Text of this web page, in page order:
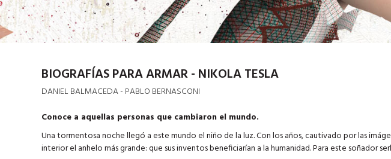
BIOGRAFÍAS PARA ARMAR - NIKOLA TESLA
DANIEL BALMACEDA - PABLO BERNASCONI
Conoce a aquellas personas que cambiaron el mundo.
Una tormentosa noche llegó a este mundo el niño de la luz. Con los años, cautivado por las
interior el anhelo más grande: que sus inventos beneficiarían a la humanidad. Para este soñador